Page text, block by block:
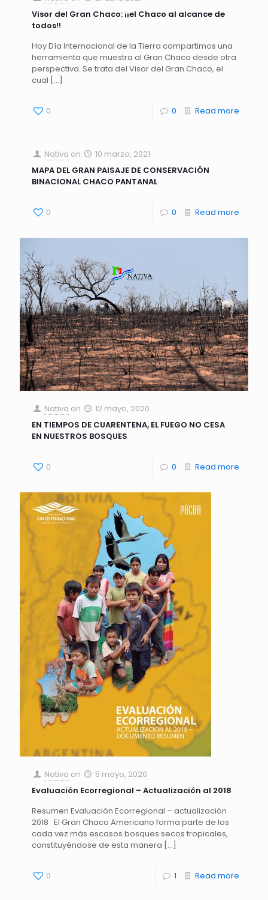
Visor del Gran Chaco: ¡¡el Chaco al alcance de
todos!!
Hoy Día Internacional de la Tierra compartimos una
herramienta que muestra al Gran Chaco desde otra
perspectiva. Se trata del Visor del Gran Chaco, el
cual […]
0 0 Read more
Nativa on
10 marzo, 2021
MAPA DEL GRAN PAISAJE DE CONSERVACIÓN
BINACIONAL CHACO PANTANAL
0 0 Read more
Nativa on
12 mayo, 2020
EN TIEMPOS DE CUARENTENA, EL FUEGO NO CESA
EN NUESTROS BOSQUES
0 0 Read more
Nativa on
5 mayo, 2020
Evaluación Ecorregional – Actualización al 2018
Resumen Evaluación Ecorregional – actualización
2018 El Gran Chaco Americano forma parte de los
cada vez más escasos bosques secos tropicales,
constituyéndose de esta manera […]
0 1 Read more